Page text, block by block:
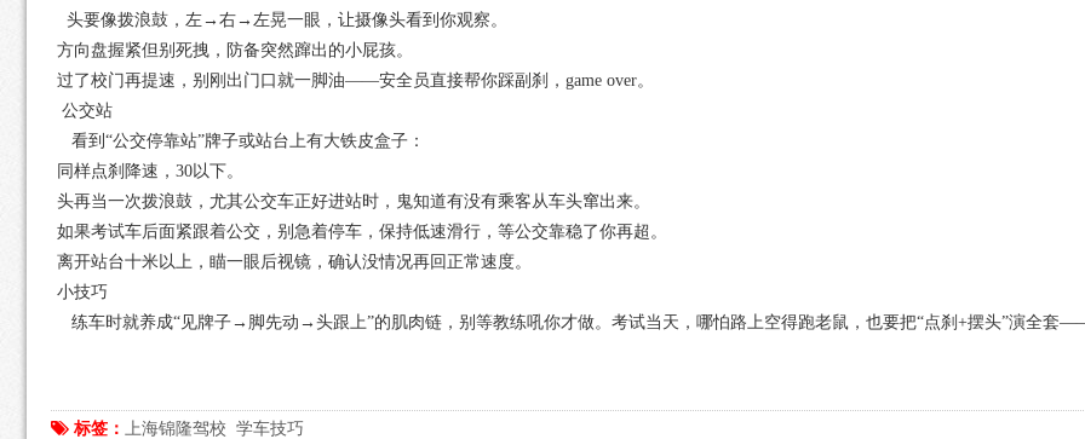
头要像拨浪鼓，左→右→左晃一眼，让摄像头看到你观察。
方向盘握紧但别死拽，防备突然蹿出的小屁孩。
过了校门再提速，别刚出门口就一脚油——安全员直接帮你踩副刹，game over。
公交站
看到“公交停靠站”牌子或站台上有大铁皮盒子：
同样点刹降速，30以下。
头再当一次拨浪鼓，尤其公交车正好进站时，鬼知道有没有乘客从车头窜出来。
如果考试车后面紧跟着公交，别急着停车，保持低速滑行，等公交靠稳了你再超。
离开站台十米以上，瞄一眼后视镜，确认没情况再回正常速度。
小技巧
练车时就养成“见牌子→脚先动→头跟上”的肌肉链，别等教练吼你才做。考试当天，哪怕路上空得跑老鼠，也要把“点刹+摆头”演全套
标签： 上海锦隆驾校 学车技巧